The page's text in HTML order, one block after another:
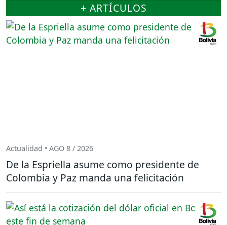
+ ARTÍCULOS
Actualidad • AGO 8 / 2026
De la Espriella asume como presidente de
Colombia y Paz manda una felicitación